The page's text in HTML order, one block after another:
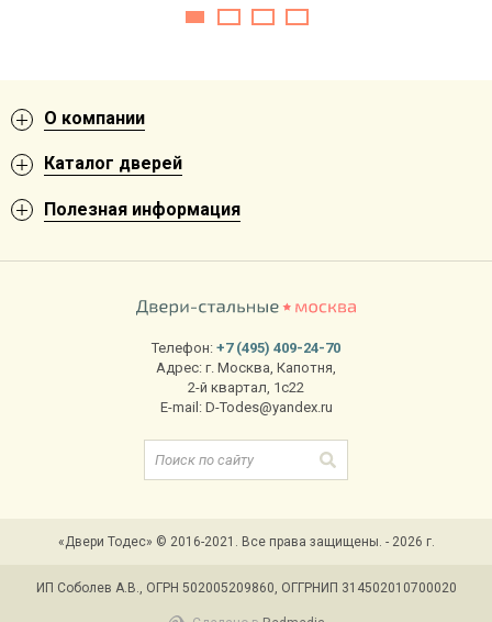
О компании
Каталог дверей
Полезная информация
Телефон: +7 (495) 409-24-70
Адрес: г. Москва, Капотня,
2-й квартал, 1с22
E-mail: D-Todes@yandex.ru
«Двери Тодес» © 2016-2021. Все права защищены. - 2026 г.
ИП Соболев А.В., ОГРН 502005209860, ОГГРНИП 314502010700020